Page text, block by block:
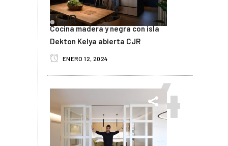
Cocina madera y negra con isla
Dekton Kelya abierta CJR
ENERO 12, 2024